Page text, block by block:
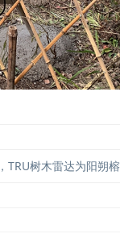
阳朔榕树开启“无损体检”新时代！